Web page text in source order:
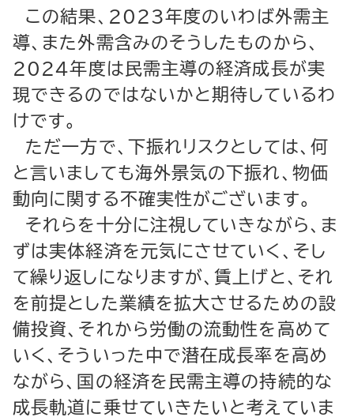
この結果、2023年度のいわば外需主
導、また外需含みのそうしたものから、
2024年度は民需主導の経済成長が実
現できるのではないかと期待しているわ
けです。
ただ一方で、下振れリスクとしては、何
と言いましても海外景気の下振れ、物価
動向に関する不確実性がございます。
それらを十分に注視していきながら、ま
ずは実体経済を元気にさせていく、そし
て繰り返しになりますが、賃上げと、それ
を前提とした業績を拡大させるための設
備投資、それから労働の流動性を高めて
いく、そういった中で潜在成長率を高め
ながら、国の経済を民需主導の持続的な
成長軌道に乗せていきたいと考えていま